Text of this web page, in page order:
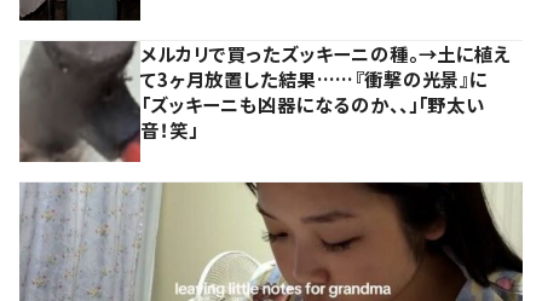
メルカリで買ったズッキーニの種。→土に植え
て3ヶ月放置した結果……『衝撃の光景』に
「ズッキーニも凶器になるのか、、」「野太い
音！笑」